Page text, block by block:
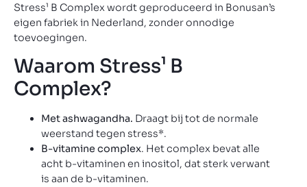
Stress¹ B Complex wordt geproduceerd in Bonusan’s
eigen fabriek in Nederland, zonder onnodige
toevoegingen.
Waarom Stress¹ B
Complex?
Met ashwagandha. Draagt bij tot de normale
weerstand tegen stress*.
B-vitamine complex. Het complex bevat alle
acht b-vitaminen en inositol, dat sterk verwant
is aan de b-vitaminen.